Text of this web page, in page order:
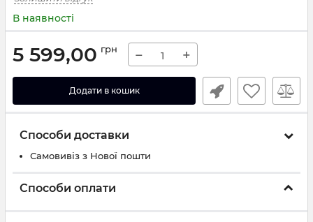
В наявності
5 599,00 грн − +
Додати в кошик
Способи доставки
Самовивіз з Нової пошти
Способи оплати